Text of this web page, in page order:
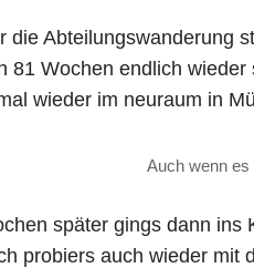
die Abteilungswanderung
81 Wochen endlich
wieder im neuraum in
Auch wenn es
später gings dann ins
probiers auch wieder mit